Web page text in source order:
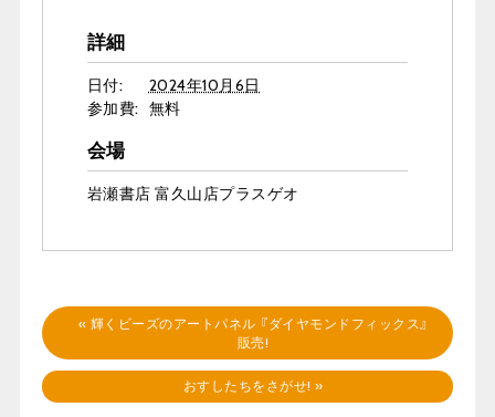
詳細
日付:
2024年10月6日
参加費: 無料
会場
岩瀬書店 富久山店プラスゲオ
« 輝くビーズのアートパネル 『ダイヤモンドフィックス』
販売!
おすしたちをさがせ! »